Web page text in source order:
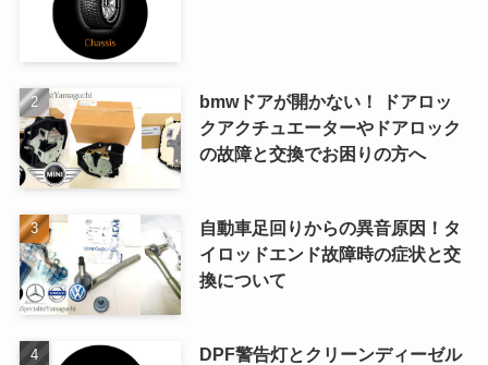
bmwドアが開かない！ ドアロッ
クアクチュエーターやドアロック
の故障と交換でお困りの方へ
自動車足回りからの異音原因！タ
イロッドエンド故障時の症状と交
換について
DPF警告灯とクリーンディーゼル